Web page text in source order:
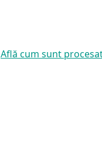
Află cum sunt